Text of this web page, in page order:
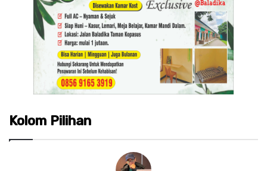
Kolom Pilihan